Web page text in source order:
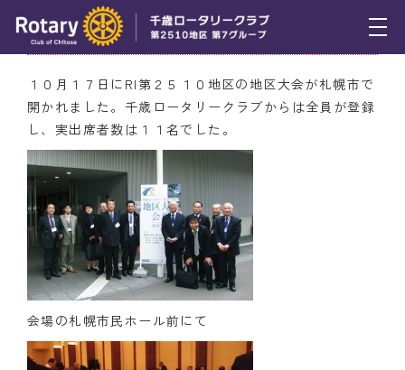
例会報告
活動報告
理事会報告
スケジュール
年間プログラム
木曜会
組織図
10月17日（日） 地区大会に参加
１０月１７日にRI第２５１０地区の地区大会が札幌市で
開かれました。千歳ロータリークラブからは全員が登録
し、実出席者数は１１名でした。
会場の札幌市民ホール前にて